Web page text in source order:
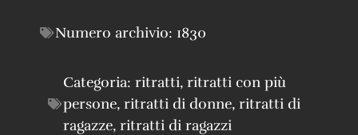
Numero archivio: 1830
Categoria: ritratti, ritratti con più
persone, ritratti di donne, ritratti di
ragazze, ritratti di ragazzi